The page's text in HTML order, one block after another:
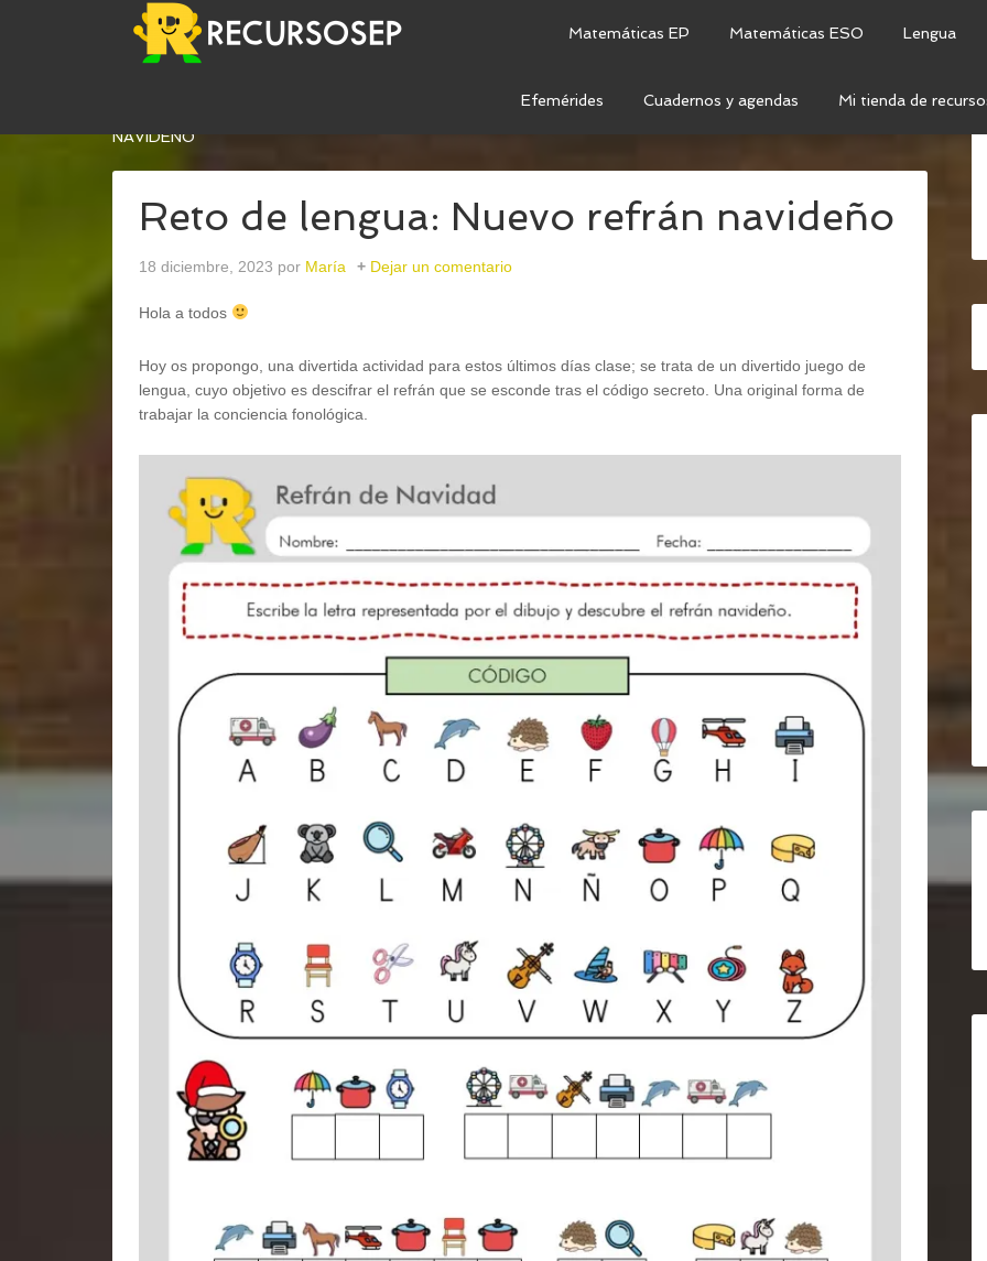
Matemáticas EP Matemáticas ESO Lengua
Efemérides Cuadernos y agendas Mi tienda de
RETO DE LENGUA: NUEVO REFRÁN
NAVIDEÑO
Reto de lengua: Nuevo refrán navideño
18 diciembre, 2023 por María Dejar un comentario
Hola a todos
Hoy os propongo, una divertida actividad para estos últimos días clase; se trata de un divertido juego de
lengua, cuyo objetivo es descifrar el refrán que se esconde tras el código secreto. Una original forma de
trabajar la conciencia fonológica.